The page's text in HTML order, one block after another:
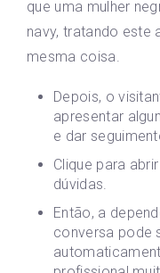
que uma mulher
navy, tratando este
mesma coisa.
Depois, o
apresentar
e dar
Clique para
dúvidas.
Então, a
conversa pode